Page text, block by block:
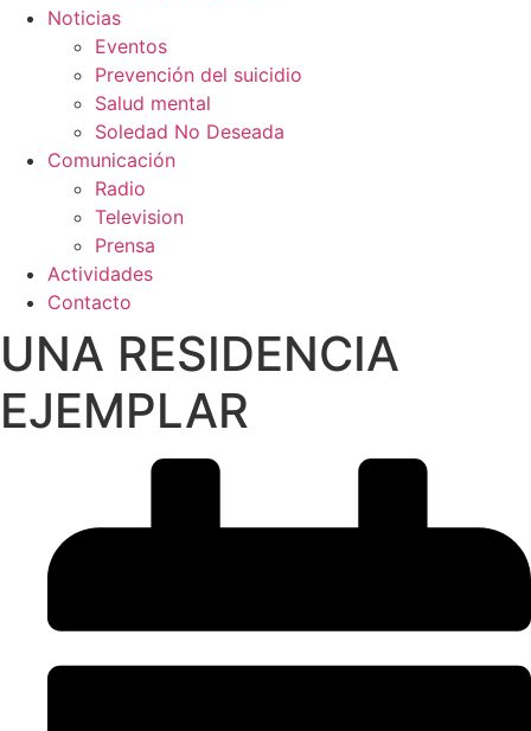
Noticias
Eventos
Prevención del suicidio
Salud mental
Soledad No Deseada
Comunicación
Radio
Television
Prensa
Actividades
Contacto
UNA RESIDENCIA
EJEMPLAR